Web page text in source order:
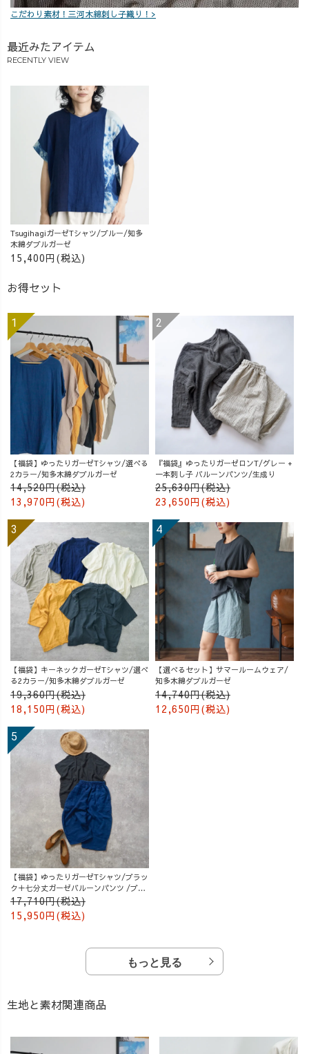
てみたい！」な
染め #着痩せコ
ーデ #UZUiRO #
ウズイロ
こだわり素材！三河木綿刺し子織り！>
最近みたアイテム
RECENTLY VIEW
TsugihagiガーゼTシャツ/ブルー/知多
木綿ダブルガーゼ
15,400円(税込)
お得セット
【福袋】ゆったりガーゼTシャツ/選べる
2カラー/知多木綿ダブルガーゼ
14,520円(税込)
13,970円(税込)
『福袋』ゆったりガーゼロンT/グレー +
一本刺し子 バルーンパンツ/生成り
25,630円(税込)
23,650円(税込)
【福袋】キーネックガーゼTシャツ/選べ
る2カラー/知多木綿ダブルガーゼ
19,360円(税込)
18,150円(税込)
【選べるセット】サマールームウェア/
知多木綿ダブルガーゼ
14,740円(税込)
12,650円(税込)
【福袋】ゆったりガーゼTシャツ/ブラッ
ク＋七分丈ガーゼバルーンパンツ /ブル
ー
17,710円(税込)
15,950円(税込)
もっと見る
生地と素材関連商品